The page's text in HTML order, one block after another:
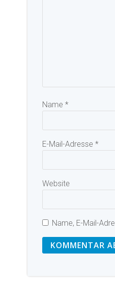
Name *
E-Mail-Adresse *
Website
Name, E-Mail-